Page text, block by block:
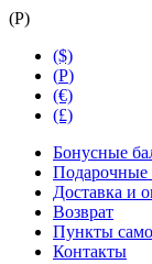
(Р)
($)
(Р)
(€)
(£)
Бонусные
Подарочные
Доставка и
Возврат
Пункты
Контакты